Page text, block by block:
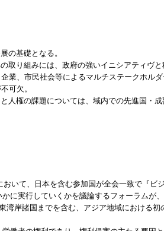
の基礎となる。
取り組みには、政府の強いイニシアティヴと
業、市民社会等によるマルチステークホル
可欠。
人権の課題については、域内での先進国・
おいて、日本を含む参加国が全会一致で『ビ
に実行していくかを議論するフォーラムが
湾岸諸国までを含む、アジア地域における初